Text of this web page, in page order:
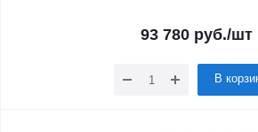
93 780руб./шт
В